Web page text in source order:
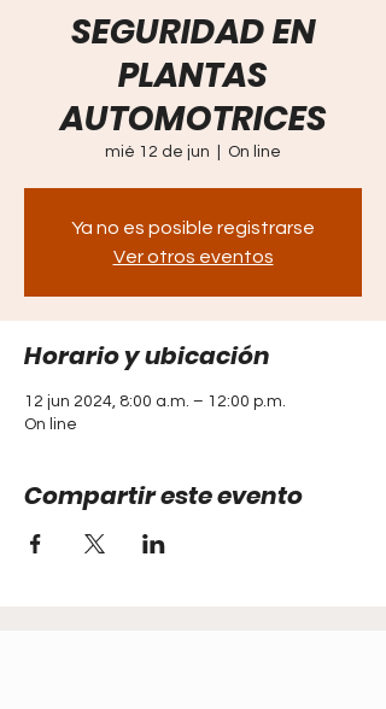
SEGURIDAD EN
PLANTAS
AUTOMOTRICES
mié 12 de jun On line
Ya no es posible registrarse
Ver otros eventos
Horario y ubicación
12 jun 2024, 8:00 a.m. – 12:00 p.m.
On line
Compartir este evento